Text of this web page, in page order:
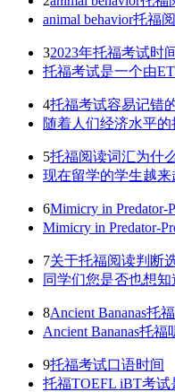
animal behavior托福
32023年托福考试时
托福考试是一个由
4托福考试容易记错
随着人们经济水平
5托福阅读词汇为什
现在留学的学生越
6Mimicry in
Mimicry in Predator-
7关于托福阅读判断
同学们您是否也想
8Ancient Bananas托
Ancient Bananas托
9托福考试口语时间
托福TOEFL iBT考